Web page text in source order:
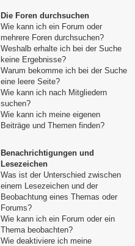
Die Foren durchsuchen
Wie kann ich ein Forum oder
mehrere Foren durchsuchen?
Weshalb erhalte ich bei der Suche
keine Ergebnisse?
Warum bekomme ich bei der Suche
eine leere Seite?
Wie kann ich nach Mitgliedern
suchen?
Wie kann ich meine eigenen
Beiträge und Themen finden?
Benachrichtigungen und
Lesezeichen
Was ist der Unterschied zwischen
einem Lesezeichen und der
Beobachtung eines Themas oder
Forums?
Wie kann ich ein Forum oder ein
Thema beobachten?
Wie deaktiviere ich meine